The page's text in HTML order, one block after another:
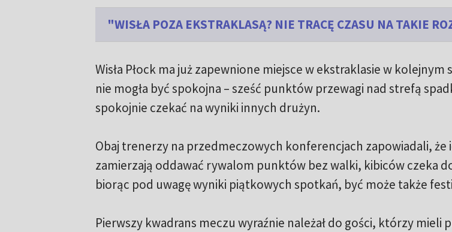
"WISŁA POZA EKSTRAKLASĄ? NIE TRACĘ CZASU NA TAKIE
Wisła Płock ma już zapewnione miejsce w ekstraklasie w kolejnym
nie mogła być spokojna – sześć punktów przewagi nad strefą
spokojnie czekać na wyniki innych drużyn.
Obaj trenerzy na przedmeczowych konferencjach zapowiadali, że
zamierzają oddawać rywalom punktów bez walki, kibiców czeka
biorąc pod uwagę wyniki piątkowych spotkań, być może także
Pierwszy kwadrans meczu wyraźnie należał do gości, którzy mieli